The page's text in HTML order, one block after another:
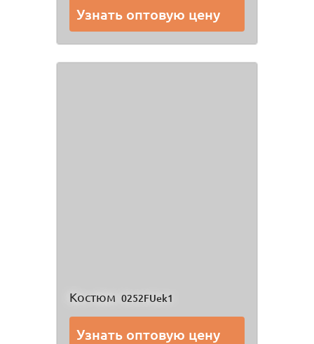
Узнать оптовую цену
Костюм 0252FUek1
Узнать оптовую цену